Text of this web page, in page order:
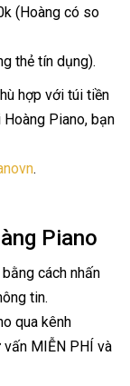
(Hoàng có so
thẻ tín dụng).
hợp với túi tiền
Piano, bạn
.
Piano
cách nhấn
tin.
qua kênh
vấn MIỄN PHÍ và